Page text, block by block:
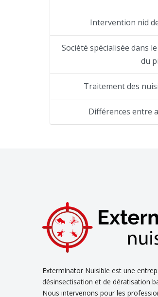
Intervention nid
Société spécialisée dans
du
Traitement des
Différences entre
Exterminator Nuisible est une
désinsectisation et de dératisation
Nous intervenons pour les